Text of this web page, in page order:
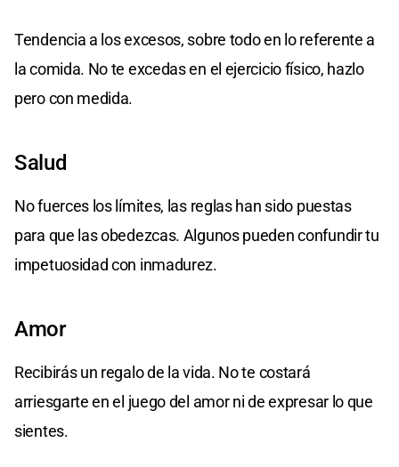
Tendencia a los excesos, sobre todo en lo referente a
la comida. No te excedas en el ejercicio físico, hazlo
pero con medida.
Salud
No fuerces los límites, las reglas han sido puestas
para que las obedezcas. Algunos pueden confundir tu
impetuosidad con inmadurez.
Amor
Recibirás un regalo de la vida. No te costará
arriesgarte en el juego del amor ni de expresar lo que
sientes.